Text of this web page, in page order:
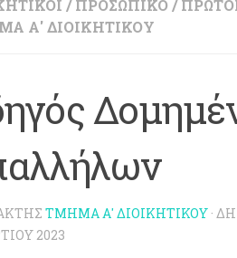
/ ΠΡΟΣΩΠΙΚΌ /
Α' ΔΙΟΙΚΗΤΙΚΟΎ
ΤΜΉΜΑ Α' ΔΙΟΙΚΗΤΙΚΟΎ ·
2023